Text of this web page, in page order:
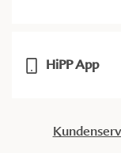
HiPP App